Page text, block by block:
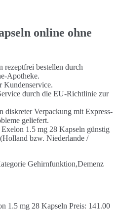
online ohne
rezeptfrei bestellen durch
Apotheke.
Kundenservice.
durch die EU-Richtlinie zur
diskreter Verpackung mit Express-
geliefert.
1.5 mg 28 Kapseln günstig
bzw. Niederlande /
Gehirnfunktion,Demenz
1.5 mg 28 Kapseln Preis: 141.00